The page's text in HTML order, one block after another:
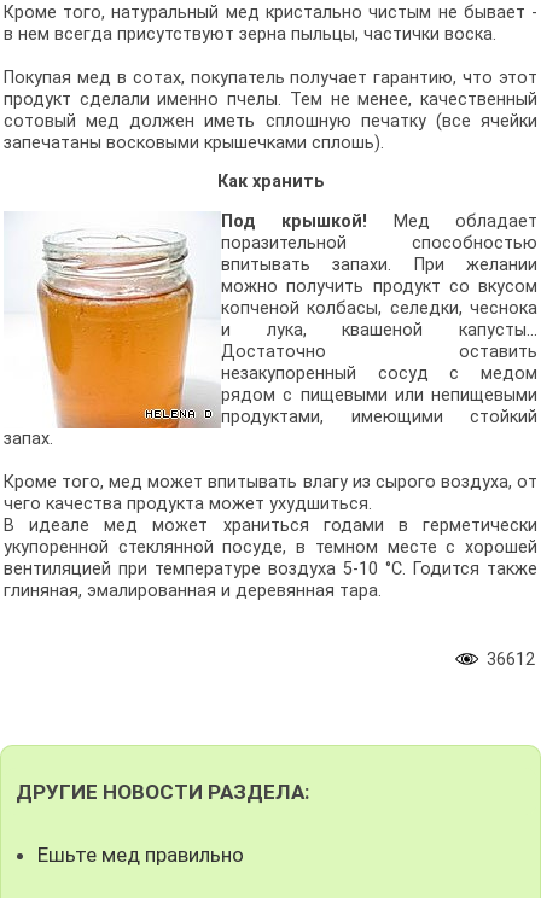
Кроме того, натуральный мед кристально чистым не бывает -
в нем всегда присутствуют зерна пыльцы, частички воска.
Покупая мед в сотах, покупатель получает гарантию, что этот
продукт сделали именно пчелы. Тем не менее, качественный
сотовый мед должен иметь сплошную печатку (все ячейки
запечатаны восковыми крышечками сплошь).
Как хранить
Под крышкой! Мед обладает
поразительной способностью
впитывать запахи. При желании
можно получить продукт со вкусом
копченой колбасы, селедки, чеснока
и лука, квашеной капусты...
Достаточно оставить
незакупоренный сосуд с медом
рядом с пищевыми или непищевыми
продуктами, имеющими стойкий
запах.
Кроме того, мед может впитывать влагу из сырого воздуха, от
чего качества продукта может ухудшиться.
В идеале мед может храниться годами в герметически
укупоренной стеклянной посуде, в темном месте с хорошей
вентиляцией при температуре воздуха 5-10 °C. Годится также
глиняная, эмалированная и деревянная тара.
36612
ДРУГИЕ НОВОСТИ РАЗДЕЛА:
Ешьте мед правильно